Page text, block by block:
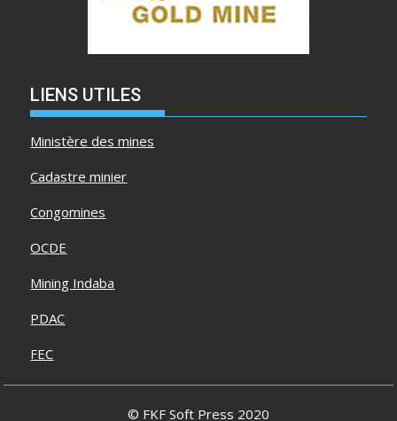
LIENS UTILES
Ministère des mines
Cadastre minier
Congomines
OCDE
Mining Indaba
PDAC
FEC
© FKF Soft Press 2020